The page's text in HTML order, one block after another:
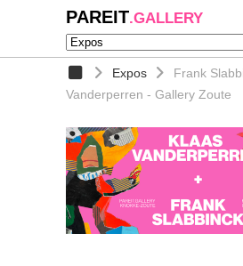
PAREIT.GALLERY
Expos
Frank
Vanderperren - Gallery Zoute